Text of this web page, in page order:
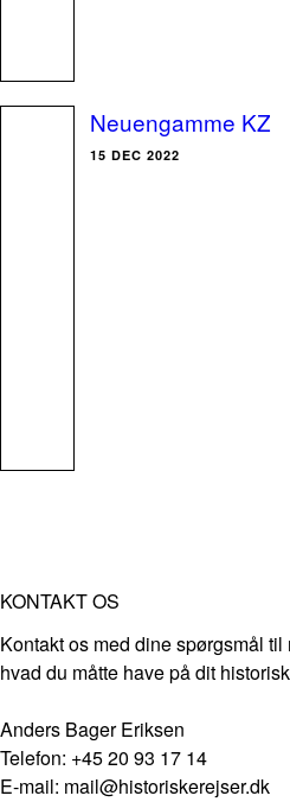
Neuengamme KZ
15 DEC 2022
KONTAKT OS
Kontakt os med dine spørgsmål
hvad du måtte have på dit
Anders Bager Eriksen
Telefon: +45 20 93 17 14
E-mail: mail@historiskerejser.dk